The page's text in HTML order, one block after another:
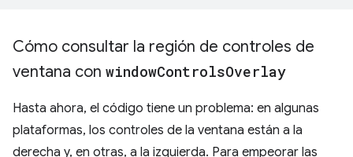
Cómo consultar la región de controles de
ventana con windowControlsOverlay
Hasta ahora, el código tiene un problema: en algunas
plataformas, los controles de la ventana están a la
derecha y, en otras, a la izquierda. Para empeorar las